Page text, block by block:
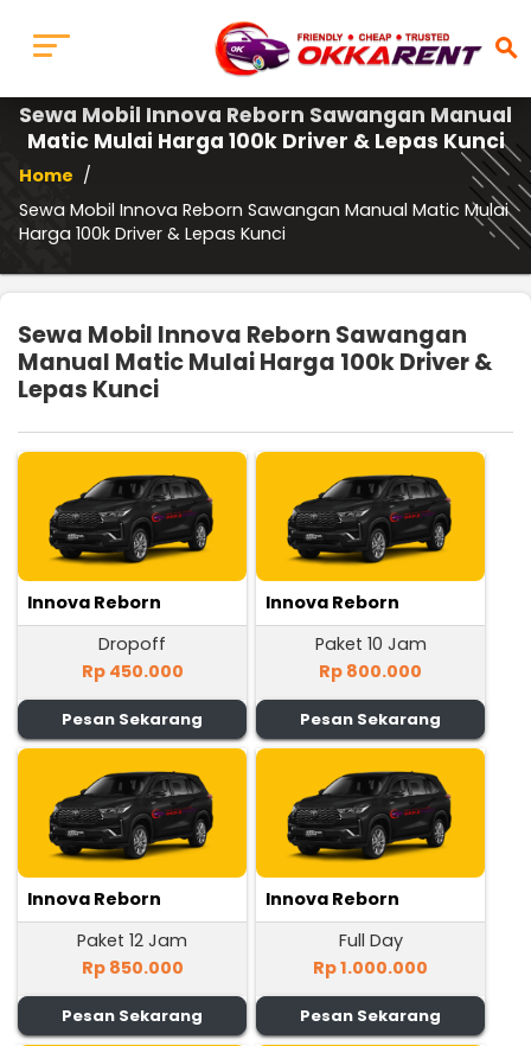
search
Sewa Mobil Innova Reborn Sawangan Manual
Matic Mulai Harga 100k Driver & Lepas Kunci
Home /
Sewa Mobil Innova Reborn Sawangan Manual Matic Mulai
Harga 100k Driver & Lepas Kunci
Sewa Mobil Innova Reborn Sawangan
Manual Matic Mulai Harga 100k Driver &
Lepas Kunci
Innova Reborn
Dropoff
Rp 450.000
Pesan Sekarang
Innova Reborn
Paket 10 Jam
Rp 800.000
Pesan Sekarang
Innova Reborn
Paket 12 Jam
Rp 850.000
Pesan Sekarang
Innova Reborn
Full Day
Rp 1.000.000
Pesan Sekarang